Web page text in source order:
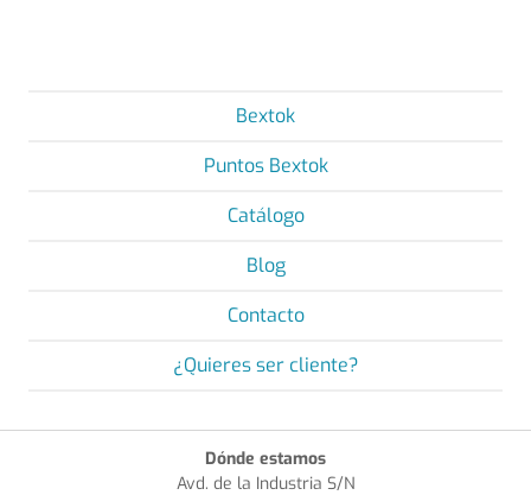
Bextok
Puntos Bextok
Catálogo
Blog
Contacto
¿Quieres ser cliente?
Dónde estamos
Avd. de la Industria S/N